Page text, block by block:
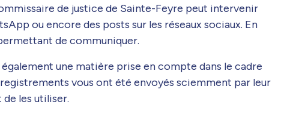
de justice de Sainte-Feyre peut intervenir
ou encore des posts sur les réseaux sociaux. En
de communiquer.
une matière prise en compte dans le cadre
vous ont été envoyés sciemment par leur
les utiliser.